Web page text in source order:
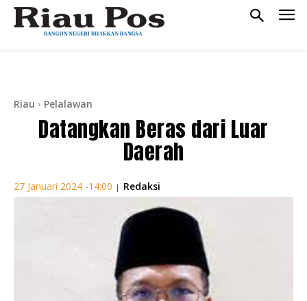
Riau Pelalawan
Datangkan Beras dari Luar
Daerah
27 Januari 2024 -14:00 | Redaksi